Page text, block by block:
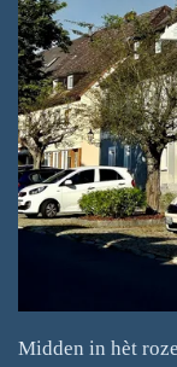
Midden in hèt